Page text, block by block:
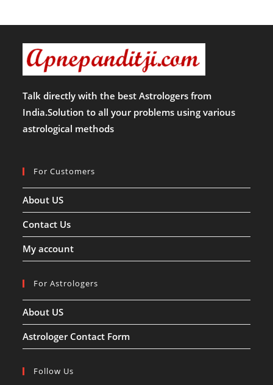
भैरव
कैसे
करें
बाबा
काल
की
पूजा
और
किन
चीजों
ख्याल!!
Talk directly with the best Astrologers from
India.Solution to all your problems using various
astrological methods
For Customers
About US
Contact Us
My account
For Astrologers
About US
Astrologer Contact Form
Follow Us